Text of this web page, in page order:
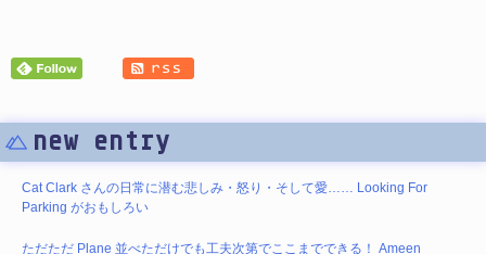
new entry
Cat Clark さんの日常に潜む悲しみ・怒り・そして愛…… Looking For
Parking がおもしろい
ただただ Plane 並べただけでも工夫次第でここまでできる！ Ameen